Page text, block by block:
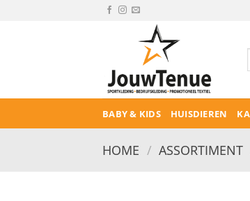
BABY & KIDS HUISDIEREN
HOME / ASSORTIMENT